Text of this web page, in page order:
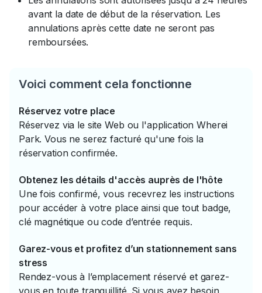
avant la date de début de la réservation. Les
annulations après cette date ne seront pas
remboursées.
Voici comment cela fonctionne
Réservez votre place
Réservez via le site Web ou l'application Wherei
Park. Vous ne serez facturé qu'une fois la
réservation confirmée.
Obtenez les détails d'accès auprès de l'hôte
Une fois confirmé, vous recevrez les instructions
pour accéder à votre place ainsi que tout badge,
clé magnétique ou code d’entrée requis.
Garez-vous et profitez d’un stationnement sans
stress
Rendez-vous à l’emplacement réservé et garez-